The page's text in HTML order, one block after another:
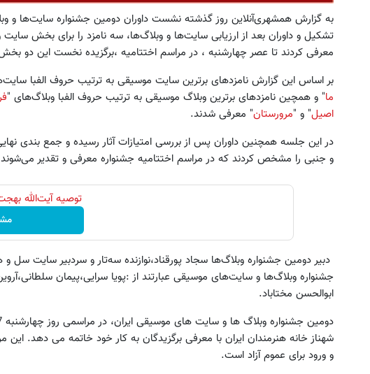
به گزارش همشهری‌آنلاین روز گذشته نشست داوران دومین جشنواره سایت‌ها
تشکیل و داوران بعد از ارزیابی سایت‌ها و وبلاگ‌ها، سه نامزد را برای بخش
معرفی کردند تا عصر چهارشنبه ، در مراسم اختتامیه ،برگزیده نخست این دو
بر اساس این گزارش نامزد‌های برترین سایت موسیقی به ترتیب حروف الفبا
ما" و همچین نامزد‌های برترین وبلاگ موسیقی به ترتیب حروف الفبا وبلاگ‌های "
اصیل" و "مرورستان" معرفی شدند.
و جنبی را مشخص کردند که در مراسم اختتامیه جشنواره معرفی و تقدیر
توصیه آیت‌الله
دبیر دومین جشنواره وبلاگ‌ها سجاد پورقناد،نوازنده سه‌تار و سردبیر سایت
جشنواره وبلاگ‌ها و سایت‌های موسیقی عبارتند از :پویا سرایی،پیمان
ابوالحسن مختاباد.
شهناز خانه هنرمندان ایران با معرفی برگزیدگان به کار خود خاتمه می دهد. این
و ورود برای عموم آزاد است.